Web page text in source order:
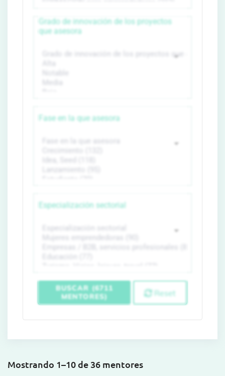
Grado de innovación de los proyectos
que asesora
Fase en la que asesora
Especialización sectorial
BUSCAR (6711
MENTORES)
Reset
Mostrando 1–10 de 36 mentores